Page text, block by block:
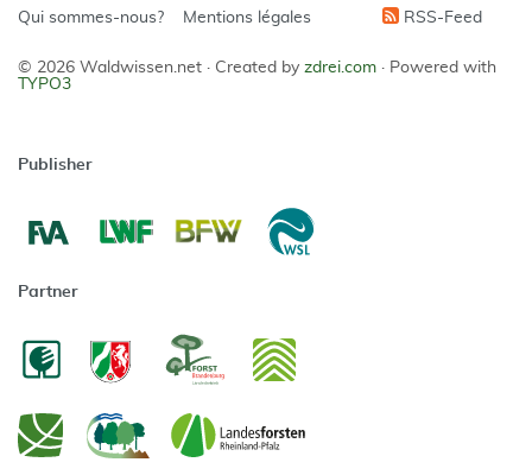
Qui sommes-nous? Mentions légales RSS-Feed
© 2026 Waldwissen.net · Created by zdrei.com · Powered with
TYPO3
Publisher
Partner